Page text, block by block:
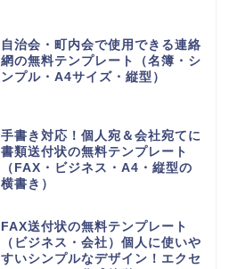
自治会・町内会で使用できる連絡
網の無料テンプレート（名簿・シ
ンプル・A4サイズ・縦型）
手書き対応！個人宛＆会社宛てに
書類送付状の無料テンプレート
（FAX・ビジネス・A4・縦型の
横書き）
FAX送付状の無料テンプレート
（ビジネス・会社）個人に使いや
すいシンプルなデザイン！エクセ